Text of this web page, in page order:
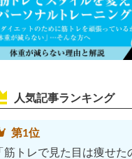
人気記事ランキング
第1位
筋トレで見た目は痩せ